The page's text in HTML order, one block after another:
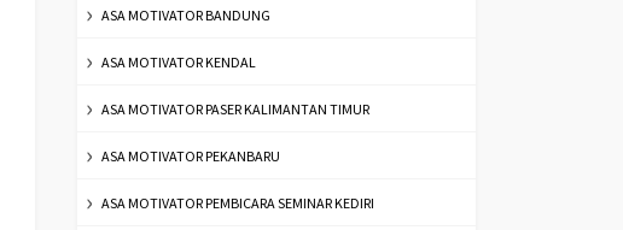
ASA MOTIVATOR BANDUNG
ASA MOTIVATOR KENDAL
ASA MOTIVATOR PASER KALIMANTAN TIMUR
ASA MOTIVATOR PEKANBARU
ASA MOTIVATOR PEMBICARA SEMINAR KEDIRI